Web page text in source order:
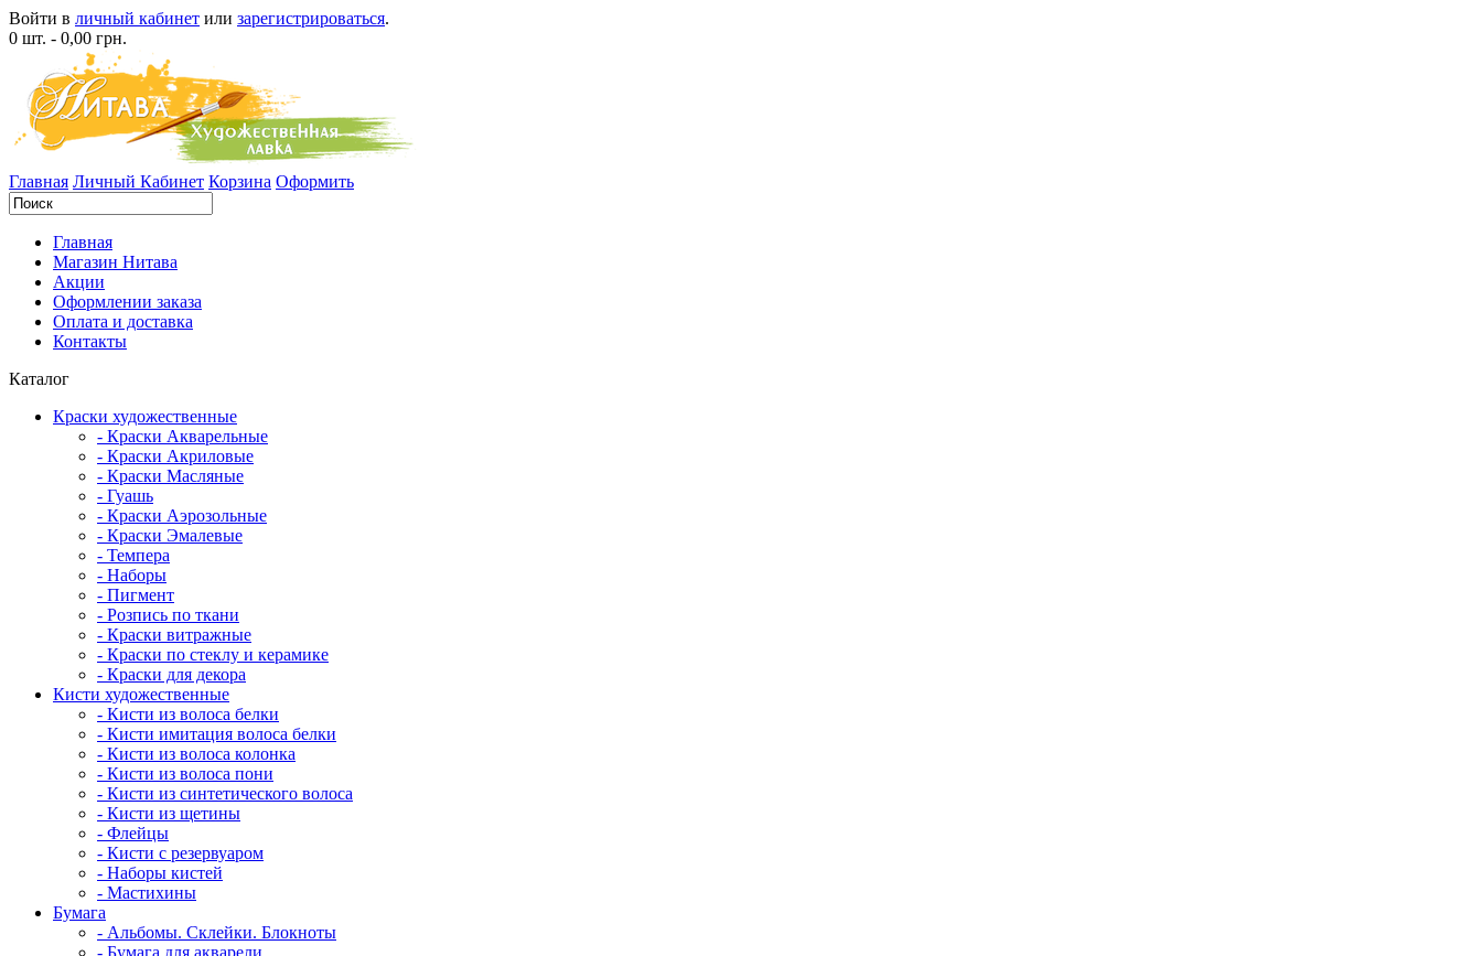
Войти в личный кабинет или зарегистрироваться.
0 шт. - 0,00 грн.
Главная Личный Кабинет Корзина Оформить
Главная
Магазин Нитава
Акции
Оформлении заказа
Оплата и доставка
Контакты
Каталог
Краски художественные
- Краски Акварельные
- Краски Акриловые
- Краски Масляные
- Гуашь
- Краски Аэрозольные
- Краски Эмалевые
- Темпера
- Наборы
- Пигмент
- Розпись по ткани
- Краски витражные
- Краски по стеклу и керамике
- Краски для декора
Кисти художественные
- Кисти из волоса белки
- Кисти имитация волоса белки
- Кисти из волоса колонка
- Кисти из волоса пони
- Кисти из синтетического волоса
- Кисти из щетины
- Флейцы
- Кисти с резервуаром
- Наборы кистей
- Мастихины
Бумага
- Альбомы. Склейки. Блокноты
- Бумага для акварели